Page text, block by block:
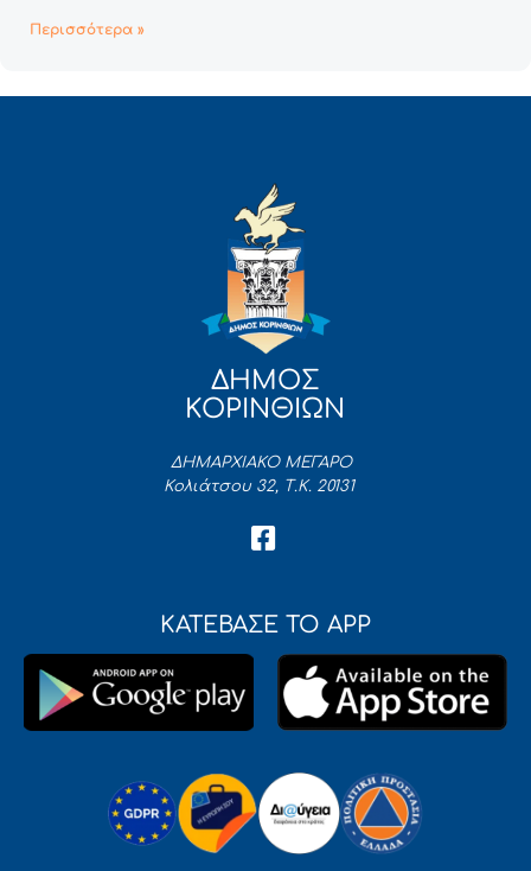
Περισσότερα »
ΔΗΜΟΣ
ΚΟΡΙΝΘΙΩΝ
ΔΗΜΑΡΧΙΑΚΟ ΜΕΓΑΡΟ
Κολιάτσου 32, Τ.Κ. 20131
ΚΑΤΕΒΑΣΕ ΤΟ APP